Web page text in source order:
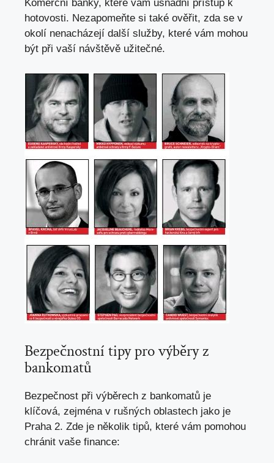
Komerční banky, které vám usnadní přístup k
hotovosti. Nezapomeňte si také ověřit, zda se v
okolí nenacházejí další služby, které vám mohou
být při vaší návštěvě užitečné.
Bezpečnostní tipy pro výběry z
bankomatů
Bezpečnost při výběrech z bankomatů je
klíčová, zejména v rušných oblastech jako je
Praha 2. Zde je několik tipů, které vám pomohou
chránit vaše finance: